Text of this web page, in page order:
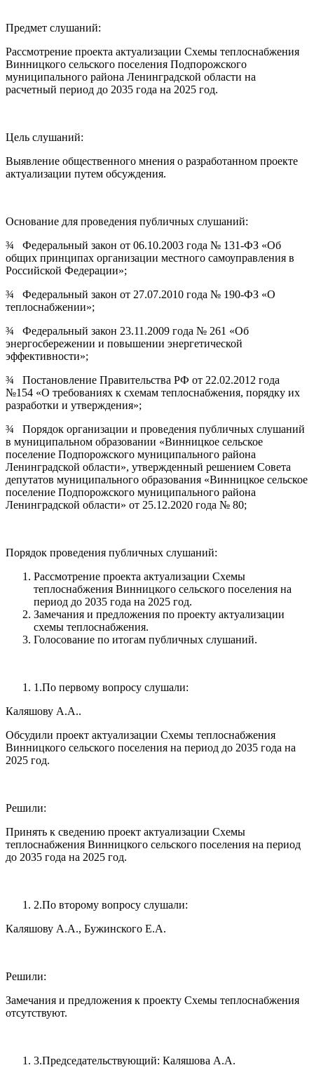
Предмет слушаний:
Рассмотрение проекта актуализации Схемы теплоснабжения
Винницкого сельского поселения Подпорожского
муниципального района Ленинградской области на
расчетный период до 2035 года на 2025 год.
Цель слушаний:
Выявление общественного мнения о разработанном проекте
актуализации путем обсуждения.
Основание для проведения публичных слушаний:
¾ Федеральный закон от 06.10.2003 года № 131-ФЗ «Об
общих принципах организации местного самоуправления в
Российской Федерации»;
¾ Федеральный закон от 27.07.2010 года № 190-ФЗ «О
теплоснабжении»;
¾ Федеральный закон 23.11.2009 года № 261 «Об
энергосбережении и повышении энергетической
эффективности»;
¾ Постановление Правительства РФ от 22.02.2012 года
№154 «О требованиях к схемам теплоснабжения, порядку их
разработки и утверждения»;
¾ Порядок организации и проведения публичных слушаний
в муниципальном образовании «Винницкое сельское
поселение Подпорожского муниципального района
Ленинградской области», утвержденный решением Совета
депутатов муниципального образования «Винницкое сельское
поселение Подпорожского муниципального района
Ленинградской области» от 25.12.2020 года № 80;
Порядок проведения публичных слушаний:
Рассмотрение проекта актуализации Схемы
теплоснабжения Винницкого сельского поселения на
период до 2035 года на 2025 год.
Замечания и предложения по проекту актуализации
схемы теплоснабжения.
Голосование по итогам публичных слушаний.
1.По первому вопросу слушали:
Каляшову А.А..
Обсудили проект актуализации Схемы теплоснабжения
Винницкого сельского поселения на период до 2035 года на
2025 год.
Решили:
Принять к сведению проект актуализации Схемы
теплоснабжения Винницкого сельского поселения на период
до 2035 года на 2025 год.
2.По второму вопросу слушали:
Каляшову А.А., Бужинского Е.А.
Решили:
Замечания и предложения к проекту Схемы теплоснабжения
отсутствуют.
3.Председательствующий: Каляшова А.А.